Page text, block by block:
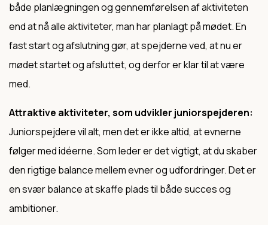
både planlægningen og gennemførelsen af aktiviteten
end at nå alle aktiviteter, man har planlagt på mødet. En
fast start og afslutning gør, at spejderne ved, at nu er
mødet startet og afsluttet, og derfor er klar til at være
med.
Attraktive aktiviteter, som udvikler juniorspejderen:
Juniorspejdere vil alt, men det er ikke altid, at evnerne
følger med idéerne. Som leder er det vigtigt, at du skaber
den rigtige balance mellem evner og udfordringer. Det er
en svær balance at skaffe plads til både succes og
ambitioner.